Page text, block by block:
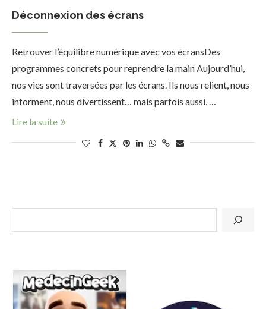
Déconnexion des écrans
Retrouver l’équilibre numérique avec vos écransDes
programmes concrets pour reprendre la main Aujourd’hui,
nos vies sont traversées par les écrans. Ils nous relient, nous
informent, nous divertissent… mais parfois aussi, …
Lire la suite